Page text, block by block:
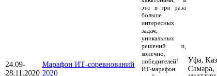
24.09-
28.11.2020
Марафон ИТ-соревнований
2020
это в три раза
больше
интересных
задач,
уникальных
решений и,
конечно,
победителей!
ИТ-марафон
Уфа,
Самара,